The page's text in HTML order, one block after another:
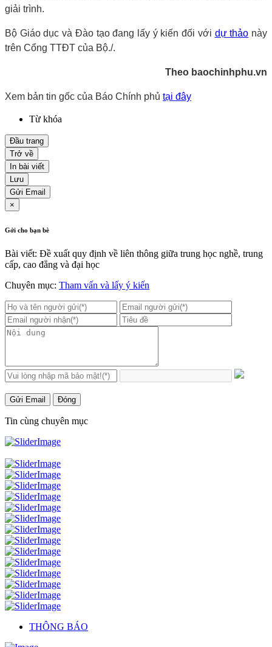
giải trình.
Bộ Giáo dục và Đào tạo đang lấy ý kiến đối với dự thảo này
trên Cổng TTĐT của Bộ./.
Theo baochinhphu.vn
Xem bản tin gốc của Báo Chính phủ tại đây
Từ khóa
Đầu trang
Trở về
In bài viết
Lưu
Gửi Email
×
Gởi cho bạn bè
Bài viết: Đề xuất quy định về liên thông giữa trung học nghề, trung
cấp, cao đẳng và đại học
Chuyên mục: Tham vấn và lấy ý kiến
Gửi Email Đóng
Tin cùng chuyên mục
THÔNG BÁO